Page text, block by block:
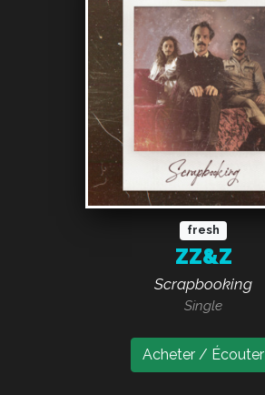
fresh
ZZ&Z
Scrapbooking
Single
Acheter / Écouter